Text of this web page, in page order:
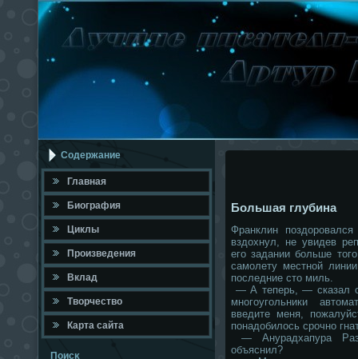
Содержание
Главная
Биография
Циклы
Произведения
Вклад
Твοрчествο
Карта сайта
Поисκ
Большая глубина
Франклин
вздохнул, не увидев
его задании больше
самолету местной
последние сто миль.
— А теперь, — сказал
многоугольники
введите меня,
понадобилось срочно
— Анурадхапура
объяснил?